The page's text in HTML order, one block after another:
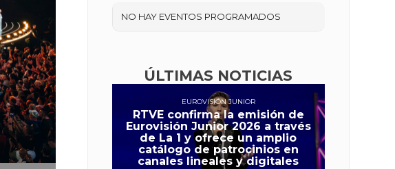
NO HAY EVENTOS PROGRAMADOS
ÚLTIMAS NOTICIAS
EUROVISIÓN JUNIOR
RTVE confirma la emisión de
Eurovisión Junior 2026 a través
de La 1 y ofrece un amplio
catálogo de patrocinios en
canales lineales y digitales